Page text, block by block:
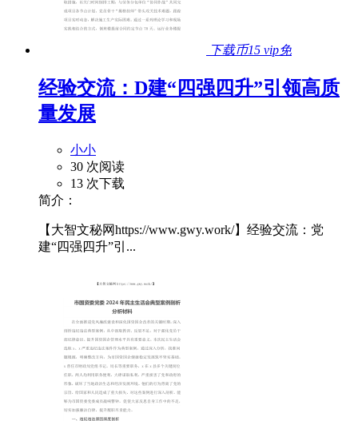
下载币15 vip免
经验交流：D建“四强四升”引领高质
量发展
小小
30 次阅读
13 次下载
简介：
【大智文秘网https://www.gwy.work/】经验交流：党
建“四强四升”引...